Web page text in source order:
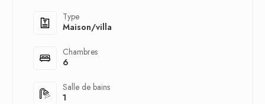
Type
Maison/villa
Chambres
6
Salle de bains
1